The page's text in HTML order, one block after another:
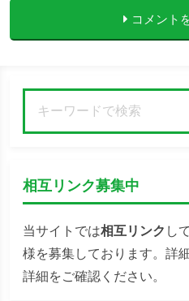
コメント
相互リンク募集中
当サイトでは相互リンク し
様を募集しております。詳
詳細をご確認ください。